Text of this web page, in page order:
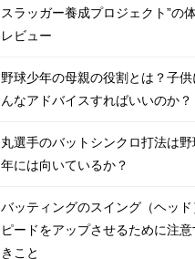
スラッガー養成プロジェクト”の
レビュー
野球少年の母親の役割とは？子
んなアドバイスすればいいのか？
丸選手のバットシンクロ打法は
年には向いているか？
バッティングのスイング（ヘッド
ピードをアップさせるために注
きこと